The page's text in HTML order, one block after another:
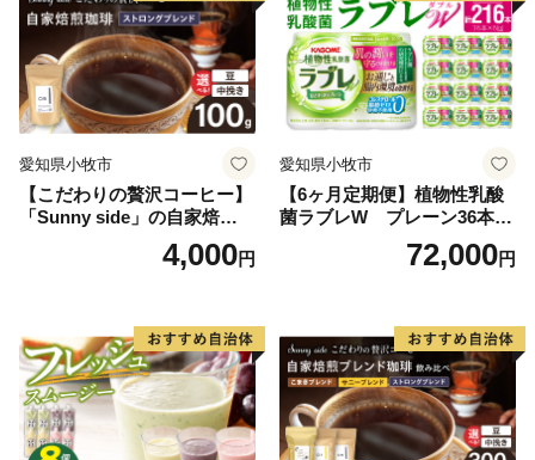
愛知県小牧市
【こだわりの贅沢コーヒー】
「Sunny side」の自家焙煎珈
琲ストロングブレンド（100
4,000円
愛知県小牧市
【6ヶ月定期便】植物性乳酸
菌ラブレW プレーン36本
72,000円